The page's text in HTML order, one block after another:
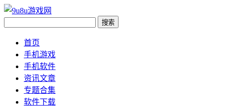
首页
手机游戏
手机软件
资讯文章
专题合集
软件下载